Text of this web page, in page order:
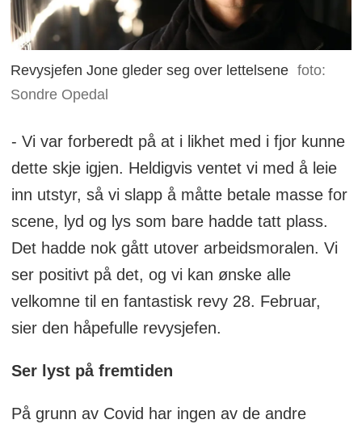
Revysjefen Jone gleder seg over lettelsene foto:
Sondre Opedal
- Vi var forberedt på at i likhet med i fjor kunne
dette skje igjen. Heldigvis ventet vi med å leie
inn utstyr, så vi slapp å måtte betale masse for
scene, lyd og lys som bare hadde tatt plass.
Det hadde nok gått utover arbeidsmoralen. Vi
ser positivt på det, og vi kan ønske alle
velkomne til en fantastisk revy 28. Februar,
sier den håpefulle revysjefen.
Ser lyst på fremtiden
På grunn av Covid har ingen av de andre